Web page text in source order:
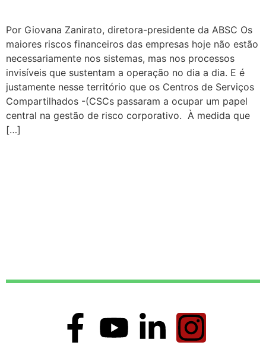
Por Giovana Zanirato, diretora-presidente da ABSC Os
maiores riscos financeiros das empresas hoje não estão
necessariamente nos sistemas, mas nos processos
invisíveis que sustentam a operação no dia a dia. E é
justamente nesse território que os Centros de Serviços
Compartilhados -(CSCs passaram a ocupar um papel
central na gestão de risco corporativo. À medida que
[…]